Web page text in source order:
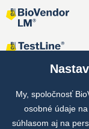
Spoločné projekty
My, spoločnosť
osobné údaje
súhlasom aj na